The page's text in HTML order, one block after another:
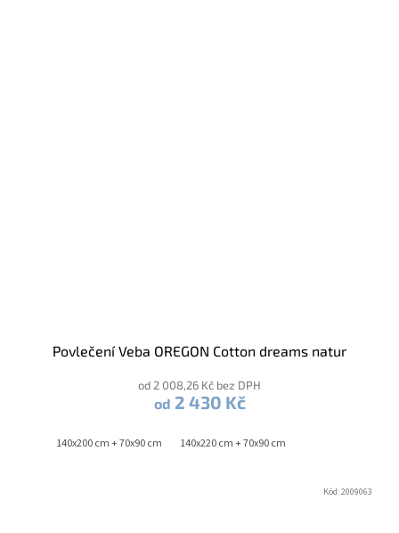
Povlečení Veba OREGON Cotton dreams natur
od 2 008,26 Kč bez DPH
od 2 430 Kč
140x200 cm + 70x90 cm 140x220 cm + 70x90 cm
Kód:2009063